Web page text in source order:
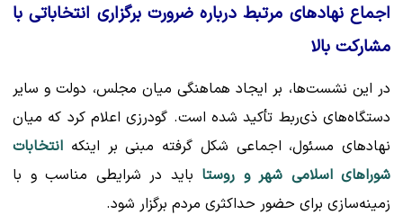
اجماع نهادهای مرتبط درباره ضرورت برگزاری انتخاباتی با
مشارکت بالا
در این نشست‌ها، بر ایجاد هماهنگی میان مجلس، دولت و سایر
دستگاه‌های ذی‌ربط تأکید شده است. گودرزی اعلام کرد که میان
نهادهای مسئول، اجماعی شکل گرفته مبنی بر اینکه انتخابات
شوراهای اسلامی شهر و روستا باید در شرایطی مناسب و با
زمینه‌سازی برای حضور حداکثری مردم برگزار شود.